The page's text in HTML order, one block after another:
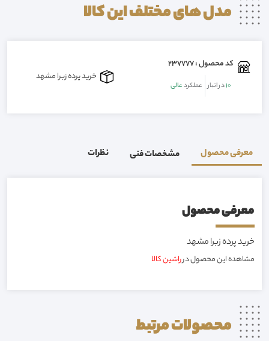
مدل های مختلف اینکالا
کد محصول : 237777
10در انبار عملکردعالی
خرید پرده زبرا مشهد
معرفی محصول مشخصات فنی نظرات
معرفی محصول
خرید پرده زبرا مشهد
مشاهده این محصول درراشین کالا
محصولاتمرتبط